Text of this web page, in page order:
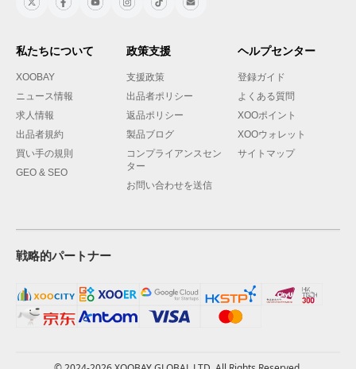
私たちについて
XOOBAY
ニュース情報
求人情報
出品者規約
買い手の規則
GEO & SEO
政策支援
支援政策
出品者ポリシー
返品ポリシー
製品ブログ
コンプライアンスセン
ター
お問い合わせを送信
ヘルプセンター
登録ガイド
よくある質問
XOOポイント
XOOウォレット
サイトマップ
戦略的パートナー